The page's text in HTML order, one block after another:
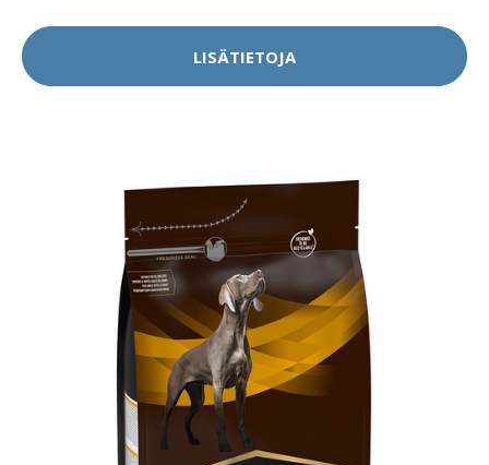
LISÄTIETOJA